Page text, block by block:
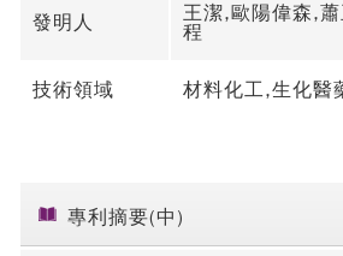
發明人
王潔,歐陽偉森,
程
技術領域 材料化工,生化醫
專利摘要(中)